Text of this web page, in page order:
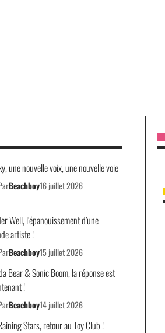
une nouvelle voix, une nouvelle voie
Beachboy16 juillet 2026
Well, l’épanouissement d’une
artiste !
Beachboy15 juillet 2026
Bear & Sonic Boom, la réponse est
!
Beachboy14 juillet 2026
Stars, retour au Toy Club !